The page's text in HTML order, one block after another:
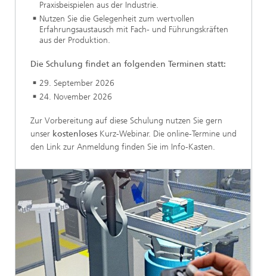
Praxisbeispielen aus der Industrie.
Nutzen Sie die Gelegenheit zum wertvollen
Erfahrungsaustausch mit Fach- und Führungskräften
aus der Produktion.
Die Schulung findet an folgenden Terminen statt:
29. September 2026
24. November 2026
Zur Vorbereitung auf diese Schulung nutzen Sie gern
unser kostenloses Kurz-Webinar. Die online-Termine und
den Link zur Anmeldung finden Sie im Info-Kasten.